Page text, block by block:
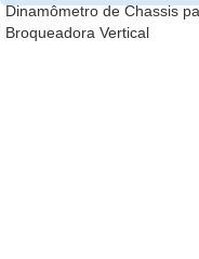
Dinamômetro de Chassis
Broqueadora Vertical